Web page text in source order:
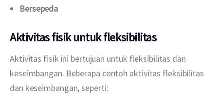
Bersepeda
Aktivitas fisik untuk fleksibilitas
Aktivitas fisik ini bertujuan untuk fleksibilitas dan
keseimbangan. Beberapa contoh aktivitas fleksibilitas
dan keseimbangan, seperti: